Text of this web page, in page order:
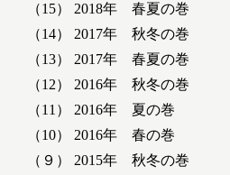
（15） 2018年 春夏の巻
（14） 2017年 秋冬の巻
（13） 2017年 春夏の巻
（12） 2016年 秋冬の巻
（11） 2016年 夏の巻
（10） 2016年 春の巻
（９） 2015年 秋冬の巻